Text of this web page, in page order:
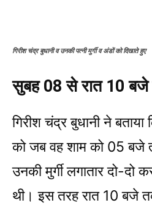
गिरीश चंद्र बुधानी व उनकी पत्नी मुर्गी व अंडों को दिखाते हुए
सुबह 08 से रात 10
गिरीश चंद्र बुधानी ने बताया
को जब वह शाम को 05
उनकी मुर्गी लगातार दो-दो
थी। इस तरह रात 10 बजे